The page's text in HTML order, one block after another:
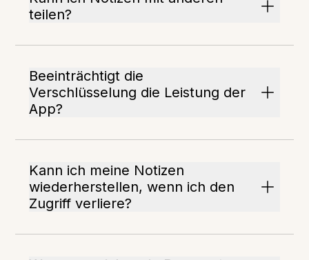
teilen?
Beeinträchtigt die
Verschlüsselung die Leistung der
App?
Kann ich meine Notizen
wiederherstellen, wenn ich den
Zugriff verliere?